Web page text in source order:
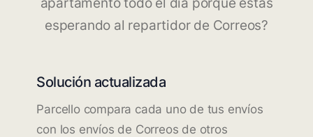
esperando al repartidor de Correos?
Solución actualizada
Parcello compara cada uno de tus envíos
con los envíos de Correos de otros